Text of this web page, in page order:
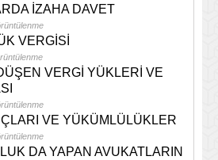
İZAHA DAVET
VERGİSİ
VERGİ YÜKLERİ VE
VE YÜKÜMLÜLÜKLER
DA YAPAN AVUKATLARIN